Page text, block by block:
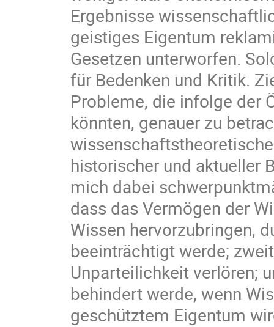
Ergebnisse
geistiges Eigentum
Gesetzen unterworfen.
für Bedenken und Kritik.
Probleme, die infolge der
könnten, genauer zu
historischer und aktueller
mich dabei
dass das Vermögen der
Wissen hervorzubringen,
beeinträchtigt werde;
Unparteilichkeit verlören;
behindert werde, wenn
geschütztem Eigentum